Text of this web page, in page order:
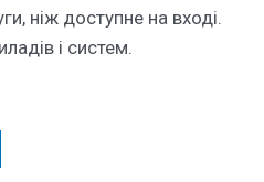
ніж доступне на вході.
і систем.